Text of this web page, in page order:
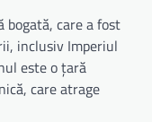
care a fost
inclusiv Imperiul
este o țară
care atrage